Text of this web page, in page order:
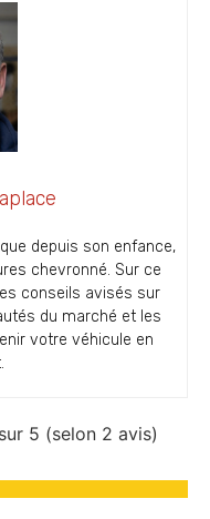
depuis son enfance,
chevronné. Sur ce
conseils avisés sur
du marché et les
votre véhicule en
5 (selon 2 avis)